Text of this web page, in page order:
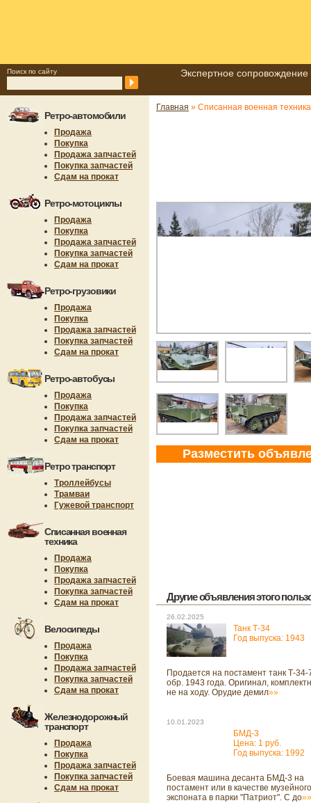
Поиск по сайту Экспертное
Ретро-автомобили
Продажа
Покупка
Продажа запчастей
Покупка запчастей
Сдам на прокат
Ретро-мотоциклы
Продажа
Покупка
Продажа запчастей
Покупка запчастей
Сдам на прокат
Ретро-грузовики
Продажа
Покупка
Продажа запчастей
Покупка запчастей
Сдам на прокат
Ретро-автобусы
Продажа
Покупка
Продажа запчастей
Покупка запчастей
Сдам на прокат
Ретро транспорт
Троллейбусы
Трамваи
Гужевой транспорт
Списанная военная
техника
Продажа
Покупка
Продажа запчастей
Покупка запчастей
Сдам на прокат
Велосипеды
Продажа
Покупка
Продажа запчастей
Покупка запчастей
Сдам на прокат
Железнодорожный
транспорт
Продажа
Покупка
Продажа запчастей
Покупка запчастей
Сдам на прокат
Главная » Списанная военная
Разместить
Другие объявления этого
26.02.2025
Танк Т-34
Год выпуска: 1943
Продается на постамент танк Т-34-
обр. 1943 года. Оригинал,
не на ходу. Орудие демил»»
10.01.2023
БМД-3
Цена: 1 руб.
Год выпуска: 1992
Боевая машина десанта БМД-3 на
постамент или в качестве музейного
экспоната в парки "Патриот". С до»»